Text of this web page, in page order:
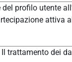
profilo utente
attiva
trattamento dei